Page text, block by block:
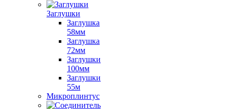
Заглушки
Заглушка
58мм
Заглушка
72мм
Заглушки
100мм
Заглушки
55м
Микроплинтус